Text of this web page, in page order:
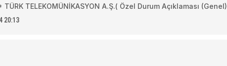
TELEKOMÜNİKASYON A.Ş.( Özel Durum Açıklaması (Genel)
20:13